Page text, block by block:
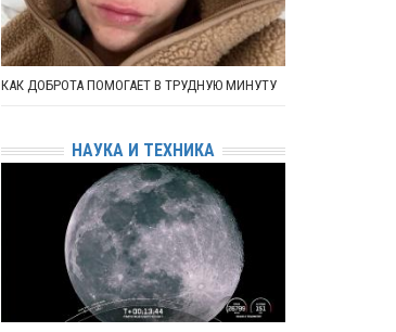
КАК ДОБРОТА ПОМОГАЕТ В ТРУДНУЮ МИНУТУ
НАУКА И ТЕХНИКА